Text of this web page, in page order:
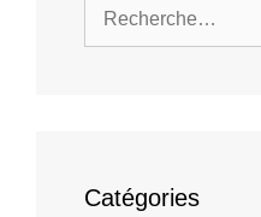
Catégories